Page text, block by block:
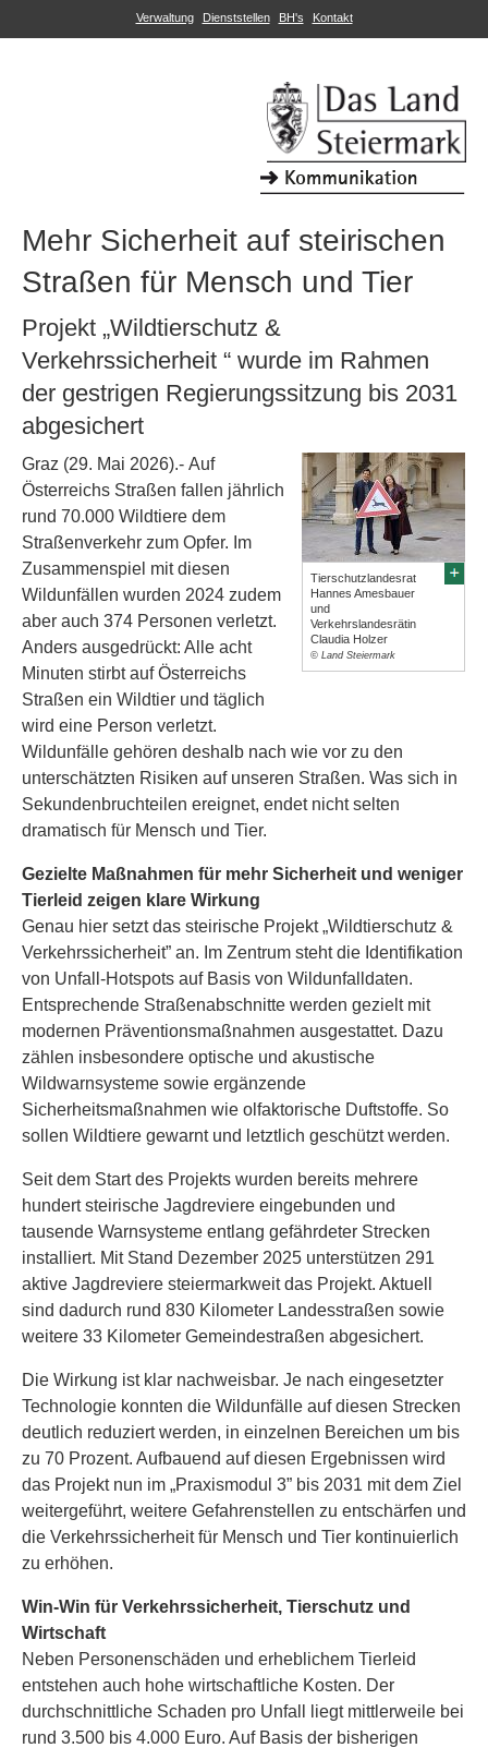
Verwaltung Dienststellen BH's Kontakt
Mehr Sicherheit auf steirischen
Straßen für Mensch und Tier
Projekt „Wildtierschutz &
Verkehrssicherheit “ wurde im Rahmen
der gestrigen Regierungssitzung bis 2031
abgesichert
Tierschutzlandesrat
Hannes Amesbauer
und
Verkehrslandesrätin
Claudia Holzer
© Land Steiermark
Graz (29. Mai 2026).- Auf
Österreichs Straßen fallen jährlich
rund 70.000 Wildtiere dem
Straßenverkehr zum Opfer. Im
Zusammenspiel mit diesen
Wildunfällen wurden 2024 zudem
aber auch 374 Personen verletzt.
Anders ausgedrückt: Alle acht
Minuten stirbt auf Österreichs
Straßen ein Wildtier und täglich
wird eine Person verletzt.
Wildunfälle gehören deshalb nach wie vor zu den
unterschätzten Risiken auf unseren Straßen. Was sich in
Sekundenbruchteilen ereignet, endet nicht selten
dramatisch für Mensch und Tier.
Gezielte Maßnahmen für mehr Sicherheit und weniger
Tierleid zeigen klare Wirkung
Genau hier setzt das steirische Projekt „Wildtierschutz &
Verkehrssicherheit” an. Im Zentrum steht die Identifikation
von Unfall-Hotspots auf Basis von Wildunfalldaten.
Entsprechende Straßenabschnitte werden gezielt mit
modernen Präventionsmaßnahmen ausgestattet. Dazu
zählen insbesondere optische und akustische
Wildwarnsysteme sowie ergänzende
Sicherheitsmaßnahmen wie olfaktorische Duftstoffe. So
sollen Wildtiere gewarnt und letztlich geschützt werden.
Seit dem Start des Projekts wurden bereits mehrere
hundert steirische Jagdreviere eingebunden und
tausende Warnsysteme entlang gefährdeter Strecken
installiert. Mit Stand Dezember 2025 unterstützen 291
aktive Jagdreviere steiermarkweit das Projekt. Aktuell
sind dadurch rund 830 Kilometer Landesstraßen sowie
weitere 33 Kilometer Gemeindestraßen abgesichert.
Die Wirkung ist klar nachweisbar. Je nach eingesetzter
Technologie konnten die Wildunfälle auf diesen Strecken
deutlich reduziert werden, in einzelnen Bereichen um bis
zu 70 Prozent. Aufbauend auf diesen Ergebnissen wird
das Projekt nun im „Praxismodul 3” bis 2031 mit dem Ziel
weitergeführt, weitere Gefahrenstellen zu entschärfen und
die Verkehrssicherheit für Mensch und Tier kontinuierlich
zu erhöhen.
Win-Win für Verkehrssicherheit, Tierschutz und
Wirtschaft
Neben Personenschäden und erheblichem Tierleid
entstehen auch hohe wirtschaftliche Kosten. Der
durchschnittliche Schaden pro Unfall liegt mittlerweile bei
rund 3.500 bis 4.000 Euro. Auf Basis der bisherigen